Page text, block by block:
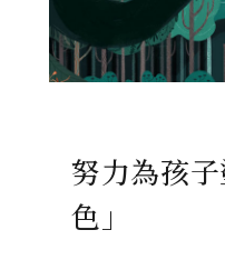
努力為孩
色」